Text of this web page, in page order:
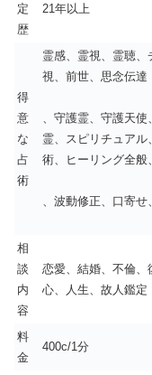
定
歴
21年以上
得
意
な
占
術
霊感、霊視、霊聴
視、前世、思念伝達
、守護霊、守護天
霊、スピリチュア
術、ヒーリング全般
、波動修正、口寄
相
談
内
容
恋愛、結婚、不倫、
心、人生、故人鑑定
料
金
400c/1分